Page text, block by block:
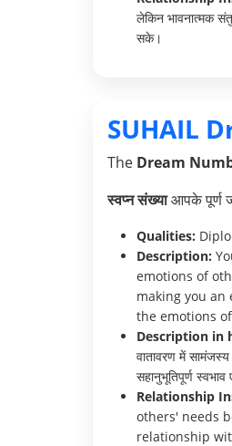
लेकिन भावनात्मक
सके।
SUHAIL
The Dream
स्वप्न संख्याआपके पूर्ण
Qualities:
Description:
emotions of
making you
the emotions
Description in
वातावरण में
सहानुभूतिपूर्ण
Relationship
others' needs
relationship